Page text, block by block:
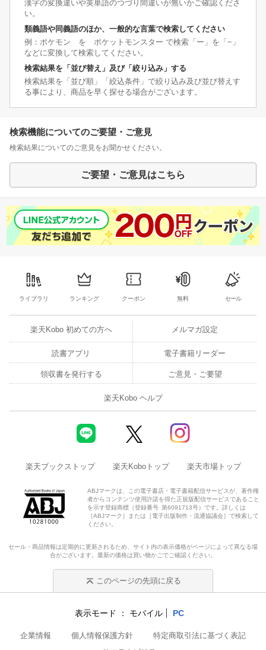
漢字の変換違いや英単語のつづり間違いが無いかご確認くださ
い。
類義語や同義語のほか、一般的な言葉で検索してください
例：ポケモン を ポケットモンスター で検索「ー」を「−」
などに変換して検索してください。
検索結果を「並び替え」及び「絞り込み」する
検索結果を「並び順」「絞込条件」で絞り込み及び並び替えす
る事により、商品を早く探せる場合がございます。
検索機能についてのご要望・ご意見
検索結果についてのご意見をお聞かせください。
ご要望・ご意見はこちら
ライブラリ ランキング クーポン 無料 セール
楽天Kobo 初めての方へ メルマガ設定
読書アプリ 電子書籍リーダー
領収書を発行する ご意見・ご要望
楽天Kobo ヘルプ
楽天ブックストップ 楽天Koboトップ 楽天市場トップ
ABJマークは、この電子書店・電子書籍配信サービスが、著作権
者からコンテンツ使用許諾を得た正規版配信サービスであること
を示す登録商標（登録番号 第6091713号）です。詳しくは
［ABJマーク］または［電子出版制作・流通協議会］で検索して
ください。
セール・商品情報は定期的に更新されるため、サイト内の表示価格がページによって異なる場
合がございます。最新の価格は買い物かごでご確認ください。
このページの先頭に戻る
表示モード モバイル PC
企業情報 個人情報保護方針
特定商取引法に基づく表記